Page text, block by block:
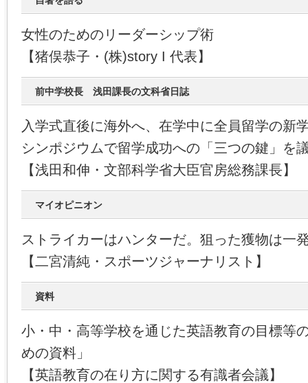
女性のためのリーダーシップ術
【猪俣恭子・(株)story I 代表】
前中学校長 浅田課長の文科省日誌
入学式直後に海外へ、在学中に全員留学の新
シンポジウムで留学成功への「三つの鍵」を
【浅田和伸・文部科学省大臣官房総務課長】
マイオピニオン
ストライカーはハンターだ。狙った獲物は一
【二宮清純・スポーツジャーナリスト】
資料
小・中・高等学校を通じた英語教育の目標等
めの資料」
【英語教育の在り方に関する有識者会議】